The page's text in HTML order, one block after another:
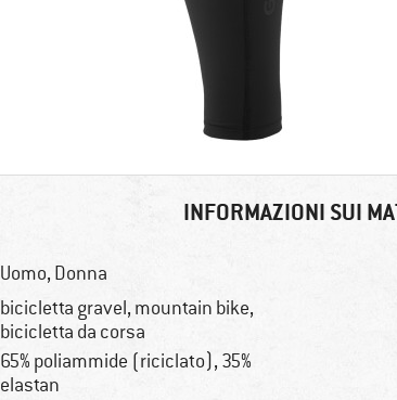
INFORMAZIONI SUI
Uomo, Donna
bicicletta gravel, mountain bike,
bicicletta da corsa
65% poliammide (riciclato), 35%
elastan